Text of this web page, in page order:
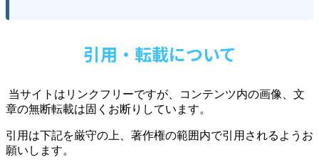
引用・転載について
当サイトはリンクフリーですが、コンテンツ内の画像、文
章の無断転載は固くお断りしています。
引用は下記を厳守の上、著作権の範囲内で引用されるようお
願いします。